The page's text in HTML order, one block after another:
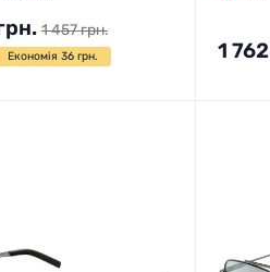
1 457грн.
Економія 36 грн. 1 762